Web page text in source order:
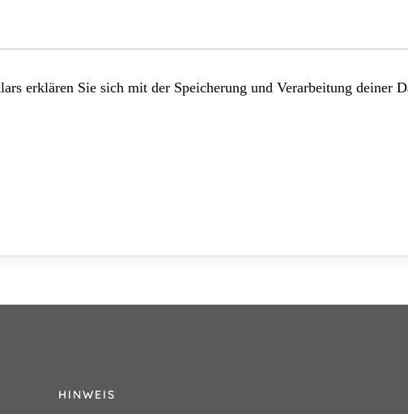
erklären Sie sich mit der Speicherung und Verarbeitung deiner
HINWEIS